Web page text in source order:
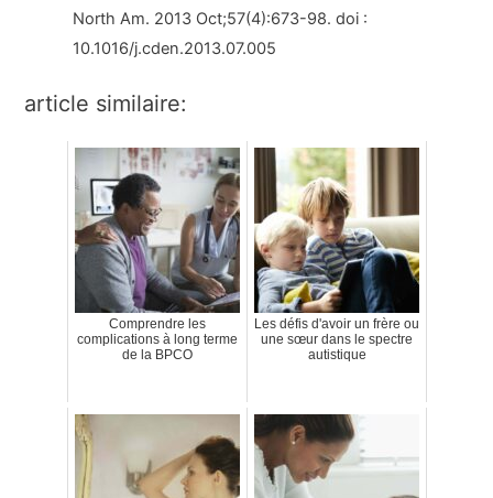
North Am. 2013 Oct;57(4):673-98. doi :
10.1016/j.cden.2013.07.005
article similaire:
Comprendre les
complications à long terme
de la BPCO
Les défis d'avoir un frère ou
une sœur dans le spectre
autistique